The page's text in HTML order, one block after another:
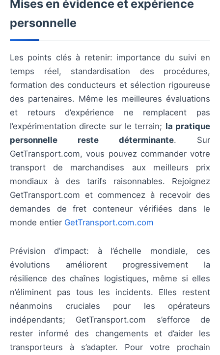
Mises en évidence et expérience
personnelle
Les points clés à retenir: importance du suivi en
temps réel, standardisation des procédures,
formation des conducteurs et sélection rigoureuse
des partenaires. Même les meilleures évaluations
et retours d’expérience ne remplacent pas
l’expérimentation directe sur le terrain; la pratique
personnelle reste déterminante. Sur
GetTransport.com, vous pouvez commander votre
transport de marchandises aux meilleurs prix
mondiaux à des tarifs raisonnables. Rejoignez
GetTransport.com et commencez à recevoir des
demandes de fret conteneur vérifiées dans le
monde entier GetTransport.com.com
Prévision d’impact: à l’échelle mondiale, ces
évolutions améliorent progressivement la
résilience des chaînes logistiques, même si elles
n’éliminent pas tous les incidents. Elles restent
néanmoins cruciales pour les opérateurs
indépendants; GetTransport.com s’efforce de
rester informé des changements et d’aider les
transporteurs à s’adapter. Pour votre prochain